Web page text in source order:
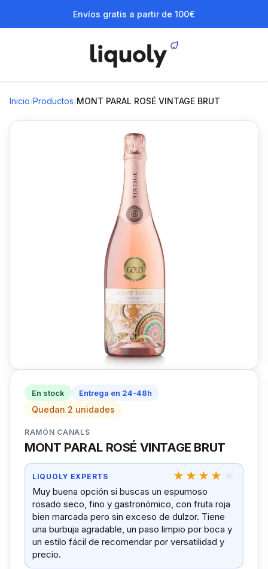
Envíos gratis a partir de 100€
Inicio/Productos/MONT PARAL ROSÉ VINTAGE BRUT
En stock Entrega en 24-48h
Quedan 2 unidades
RAMÓN CANALS
MONT PARAL ROSÉ VINTAGE BRUT
LIQUOLY EXPERTS
Muy buena opción si buscas un espumoso
rosado seco, fino y gastronómico, con fruta roja
bien marcada pero sin exceso de dulzor. Tiene
una burbuja agradable, un paso limpio por boca y
un estilo fácil de recomendar por versatilidad y
precio.